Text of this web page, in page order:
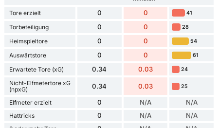
Tore erzielt 0 0 41
Torbeteiligung 0 0 28
Heimspieltore 0 0 54
Auswärtstore 0 0 61
Erwartete Tore (xG) 0.34 0.03 24
Nicht-Elfmetertore xG
(npxG)
0.34 0.03 25
Elfmeter erzielt 0 N/A N/A
Hattricks 0 N/A N/A